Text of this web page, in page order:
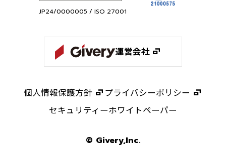
JP24/0000005 / ISO 27001
運営会社
個人情報保護方針
プライバシーポリシー
セキュリティーホワイトペーパー
© Givery,Inc.